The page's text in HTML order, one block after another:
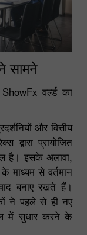
सामने
ShowFx वर्ल्ड का
और वित्तीय
प्रायोजित
है। इसके अलावा,
माध्यम से वर्तमान
बनाए रखते हैं।
ने पहले से ही नए
में सुधार करने के